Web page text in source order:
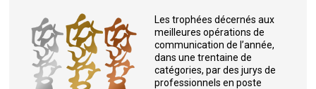
Les trophées décernés aux
meilleures opérations de
communication de l’année,
dans une trentaine de
catégories, par des jurys de
professionnels en poste